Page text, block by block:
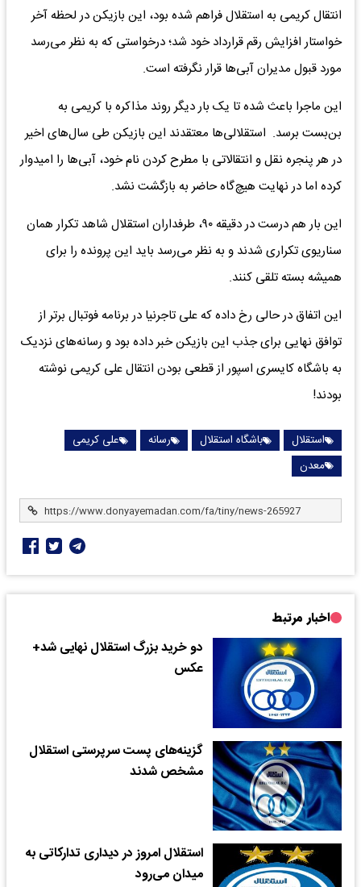
انتقال کریمی به استقلال فراهم شده بود، این بازیکن در لحظه آخر
خواستار افزایش رقم قرارداد خود شد؛ درخواستی که به نظر می‌رسد
مورد قبول مدیران آبی‌ها قرار نگرفته است.
این ماجرا باعث شده تا یک بار دیگر روند مذاکره با کریمی به
بن‌بست برسد. استقلالی‌ها معتقدند این بازیکن طی سال‌های اخیر
در هر پنجره نقل و انتقالاتی با مطرح کردن نام خود، آبی‌ها را امیدوار
کرده اما در نهایت هیچ‌گاه حاضر به بازگشت نشد.
این بار هم درست در دقیقه ۹۰، طرفداران استقلال شاهد تکرار همان
سناریوی تکراری شدند و به نظر می‌رسد باید این پرونده را برای
همیشه بسته تلقی کنند.
این اتفاق در حالی رخ داده که علی تاجرنیا در برنامه فوتبال برتر از
توافق نهایی برای جذب این بازیکن خبر داده بود و رسانه‌های نزدیک
به باشگاه کایسری اسپور از قطعی بودن انتقال علی کریمی نوشته
بودند!
استقلال باشگاه استقلال رسانه
علی کریمی
معدن
اخبار مرتبط
دو خرید بزرگ استقلال نهایی شد+
عکس
گزینه‌های پست سرپرستی استقلال
مشخص شدند
استقلال امروز در دیداری تدارکاتی به
میدان می‌رود